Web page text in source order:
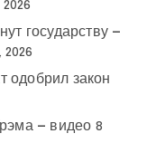
2026
государству —
2026
закон
— видео 8